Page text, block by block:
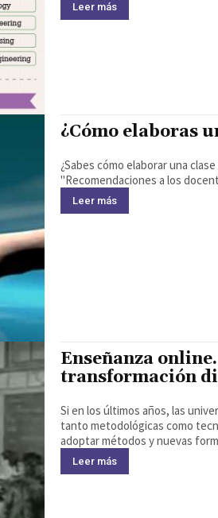
Leer más
¿Cómo elaboras
¿Sabes cómo elaborar una
Leer más
Enseñanza
transformación
Si en los últimos años, las
tanto metodológicas como
adoptar métodos y nuevas
Leer más